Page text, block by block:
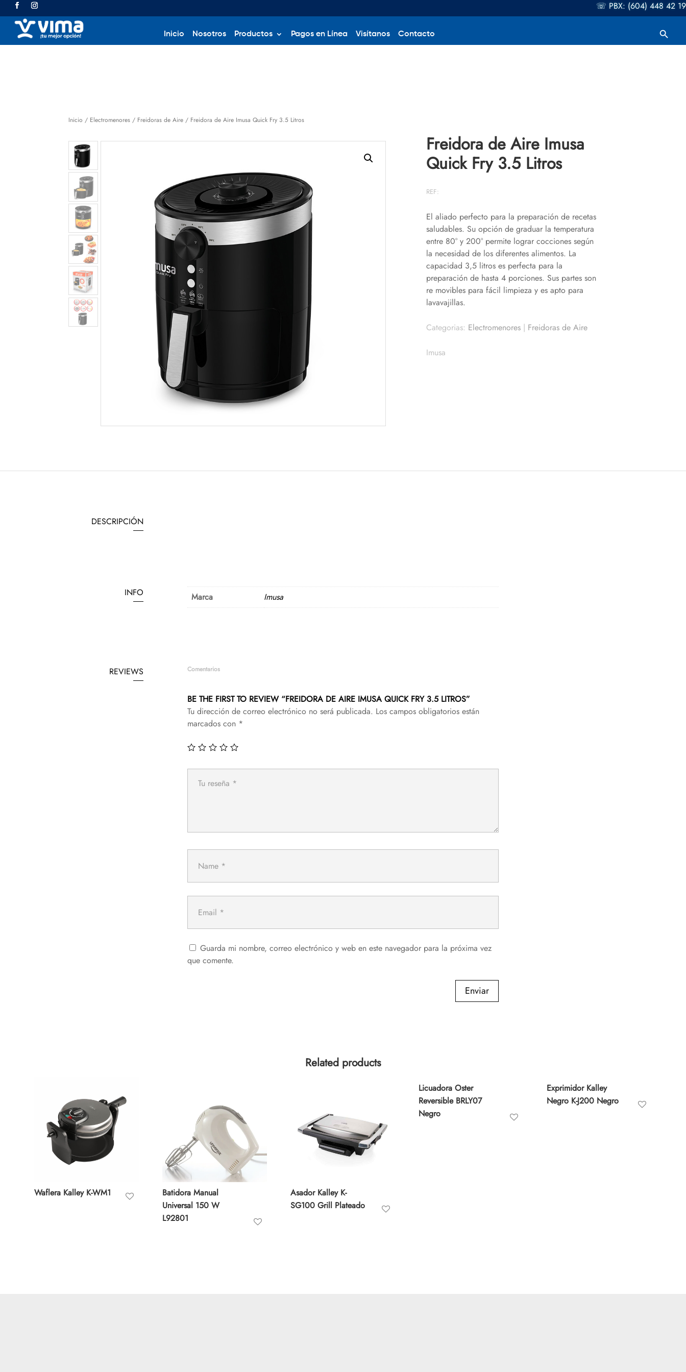
☏ PBX: (604) 448 42 19
Inicio Nosotros Productos Pagos en Línea Visítanos Contacto Buscar:
Inicio / Electromenores / Freidoras de Aire / Freidora de Aire Imusa Quick Fry 3.5 Litros
Freidora de Aire Imusa
Quick Fry 3.5 Litros
REF:
El aliado perfecto para la preparación de recetas
saludables. Su opción de graduar la temperatura
entre 80° y 200° permite lograr cocciones según
la necesidad de los diferentes alimentos. La
capacidad 3,5 litros es perfecta para la
preparación de hasta 4 porciones. Sus partes son
re movibles para fácil limpieza y es apto para
lavavajillas.
Categorias: Electromenores| Freidoras de Aire
Imusa
DESCRIPCIÓN
INFO Marca Imusa
REVIEWS Comentarios
BE THE FIRST TO REVIEW “FREIDORA DE AIRE IMUSA QUICK FRY 3.5 LITROS”
Tu dirección de correo electrónico no será publicada. Los campos obligatorios están
marcados con *
Guarda mi nombre, correo electrónico y web en este navegador para la próxima vez
que comente.
Enviar
Related products
Waflera Kalley K-WM1
Batidora Manual
Universal 150 W
L92801
Asador Kalley K-
SG100 Grill Plateado
Licuadora Oster
Reversible BRLY07
Negro
Exprimidor Kalley
Negro K-J200 Negro